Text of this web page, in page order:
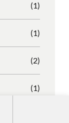
(1)
(1)
(2)
(1)